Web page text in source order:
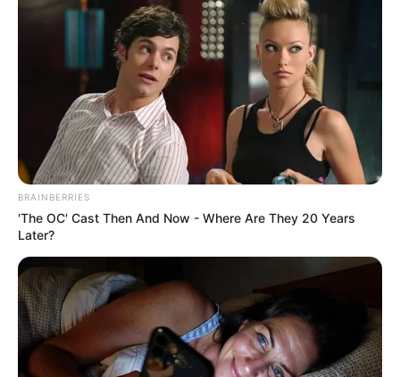
BRAINBERRIES
'The OC' Cast Then And Now - Where Are They 20 Years
Later?